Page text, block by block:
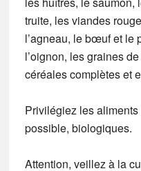
truite, les viandes
l’agneau, le bœuf et le
l’oignon, les graines
céréales complètes et
Privilégiez les
possible, biologiques.
Attention, veillez à la